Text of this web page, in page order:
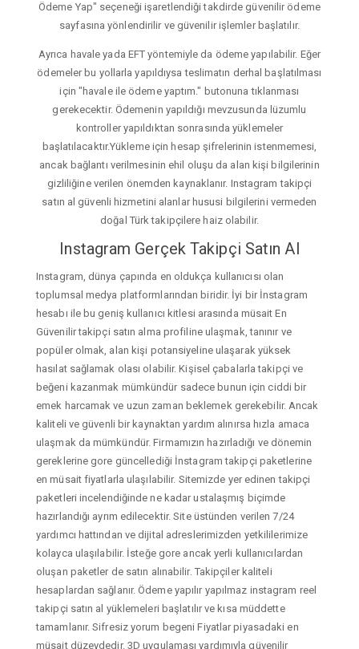
Ödeme Yap" seçeneği işaretlendiği takdirde güvenilir ödeme
sayfasına yönlendirilir ve güvenilir işlemler başlatılır.
Ayrıca havale yada EFT yöntemiyle da ödeme yapılabilir. Eğer
ödemeler bu yollarla yapıldıysa teslimatın derhal başlatılması
için "havale ile ödeme yaptım." butonuna tıklanması
gerekecektir. Ödemenin yapıldığı mevzusunda lüzumlu
kontroller yapıldıktan sonrasında yüklemeler
başlatılacaktır.Yükleme için hesap şifrelerinin istenmemesi,
ancak bağlantı verilmesinin ehil oluşu da alan kişi bilgilerinin
gizliliğine verilen önemden kaynaklanır. Instagram takipçi
satın al güvenli hizmetini alanlar hususi bilgilerini vermeden
doğal Türk takipçilere haiz olabilir.
Instagram Gerçek Takipçi Satın Al
Instagram, dünya çapında en oldukça kullanıcısı olan
toplumsal medya platformlarından biridir. İyi bir İnstagram
hesabı ile bu geniş kullanıcı kitlesi arasında müsait En
Güvenilir takipçi satın alma profiline ulaşmak, tanınır ve
popüler olmak, alan kişi potansiyeline ulaşarak yüksek
hasılat sağlamak olası olabilir. Kişisel çabalarla takipçi ve
beğeni kazanmak mümkündür sadece bunun için ciddi bir
emek harcamak ve uzun zaman beklemek gerekebilir. Ancak
kaliteli ve güvenli bir kaynaktan yardım alınırsa hızla amaca
ulaşmak da mümkündür. Firmamızın hazırladığı ve dönemin
gereklerine gore güncellediği İnstagram takipçi paketlerine
en müsait fiyatlarla ulaşılabilir. Sitemizde yer edinen takipçi
paketleri incelendiğinde ne kadar ustalaşmış biçimde
hazırlandığı ayrım edilecektir. Site üstünden verilen 7/24
yardımcı hattından ve dijital adreslerimizden yetkililerimize
kolayca ulaşılabilir. İsteğe gore ancak yerli kullanıcılardan
oluşan paketler de satın alınabilir. Takipçiler kaliteli
hesaplardan sağlanır. Ödeme yapılır yapılmaz instagram reel
takipçi satın al yüklemeleri başlatılır ve kısa müddette
tamamlanır. Sifresiz yorum begeni Fiyatlar piyasadaki en
müsait düzeydedir. 3D uygulaması yardımıyla güvenilir